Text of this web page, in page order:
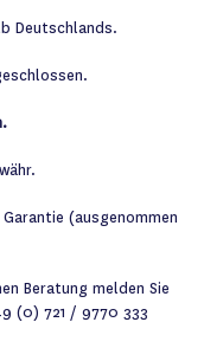
Deutschlands.
(ausgenommen
Beratung melden Sie
(0) 721 / 9770 333